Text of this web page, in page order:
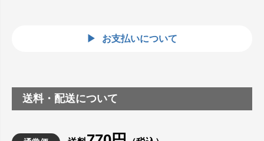
お支払いについて
送料・配送について